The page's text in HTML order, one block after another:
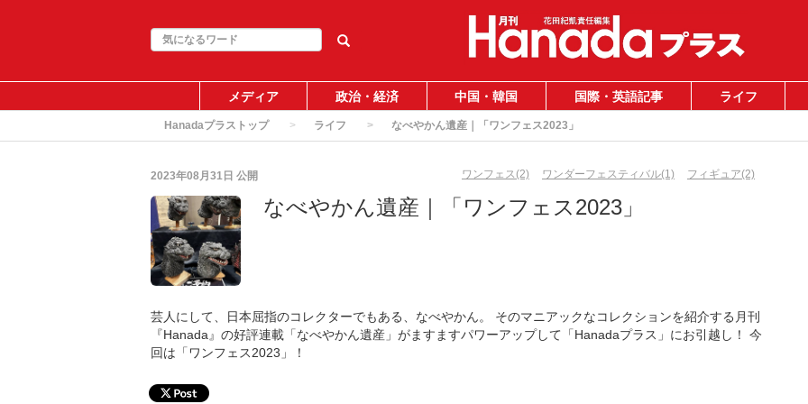
メディア 政治・経済 中国・韓国 国際・英語記事 ライフ
Hanadaプラストップ ライフ なべやかん遺産｜「ワンフェス2023」
2023年08月31日 公開 ワンフェス(2) ワンダーフェスティバル(1) フィギュア(2)
なべやかん遺産｜「ワンフェス2023」
芸人にして、日本屈指のコレクターでもある、なべやかん。 そのマニアックなコレクションを紹介する月刊
『Hanada』の好評連載「なべやかん遺産」がますますパワーアップして「Hanadaプラス」にお引越し！ 今
回は「ワンフェス2023」！